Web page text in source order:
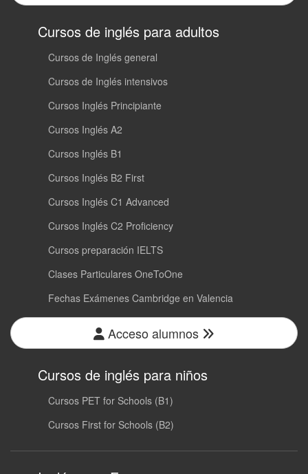
Cursos de inglés para adultos
Cursos de Inglés general
Cursos de Inglés intensivos
Cursos Inglés Principiante
Cursos Inglés A2
Cursos Inglés B1
Cursos Inglés B2 First
Cursos Inglés C1 Advanced
Cursos Inglés C2 Proficiency
Cursos preparación IELTS
Clases Particulares OneToOne
Fechas Exámenes Cambridge en Valencia
Acceso alumnos
Cursos de inglés para niños
Cursos PET for Schools (B1)
Cursos First for Schools (B2)